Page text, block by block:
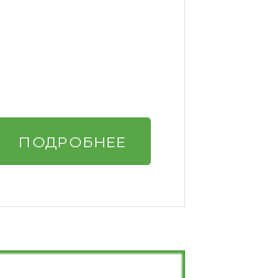
ПОДРОБНЕЕ